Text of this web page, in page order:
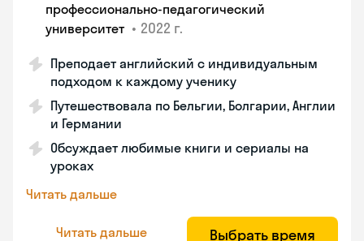
профессионально-педагогический
университет • 2022 г.
Преподает английский с индивидуальным
подходом к каждому ученику
Путешествовала по Бельгии, Болгарии, Англии
и Германии
Обсуждает любимые книги и сериалы на
уроках
Читать дальше
Читать дальше Выбрать время